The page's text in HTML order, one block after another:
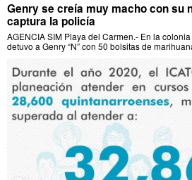
Genry se creía muy macho con su
captura la policía
AGENCIA SIM Playa del Carmen.- En la
detuvo a Genry “N” con 50 bolsitas de